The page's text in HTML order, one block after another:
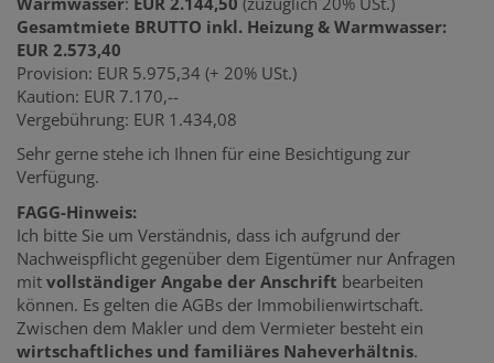
Gesamtmiete BRUTTO inkl. Heizung & Warmwasser:
EUR 2.573,40
Provision: EUR 5.975,34 (+ 20% USt.)
Kaution: EUR 7.170,--
Vergebührung: EUR 1.434,08
Sehr gerne stehe ich Ihnen für eine Besichtigung zur
Verfügung.
FAGG-Hinweis:
Ich bitte Sie um Verständnis, dass ich aufgrund der
Nachweispflicht gegenüber dem Eigentümer nur Anfragen
mit vollständiger Angabe der Anschrift bearbeiten
können. Es gelten die AGBs der Immobilienwirtschaft.
Zwischen dem Makler und dem Vermieter besteht ein
wirtschaftliches und familiäres Naheverhältnis.